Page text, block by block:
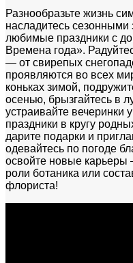
Разнообразьте жизнь
насладитесь сезонными
любимые праздники с
Времена года».
— от свирепых
проявляются во всех
коньках зимой,
осенью, брызгайтесь в
устраивайте вечеринки
праздники в кругу
дарите подарки и
одевайтесь по погоде
освойте новые карьеры
роли ботаника или
флориста!